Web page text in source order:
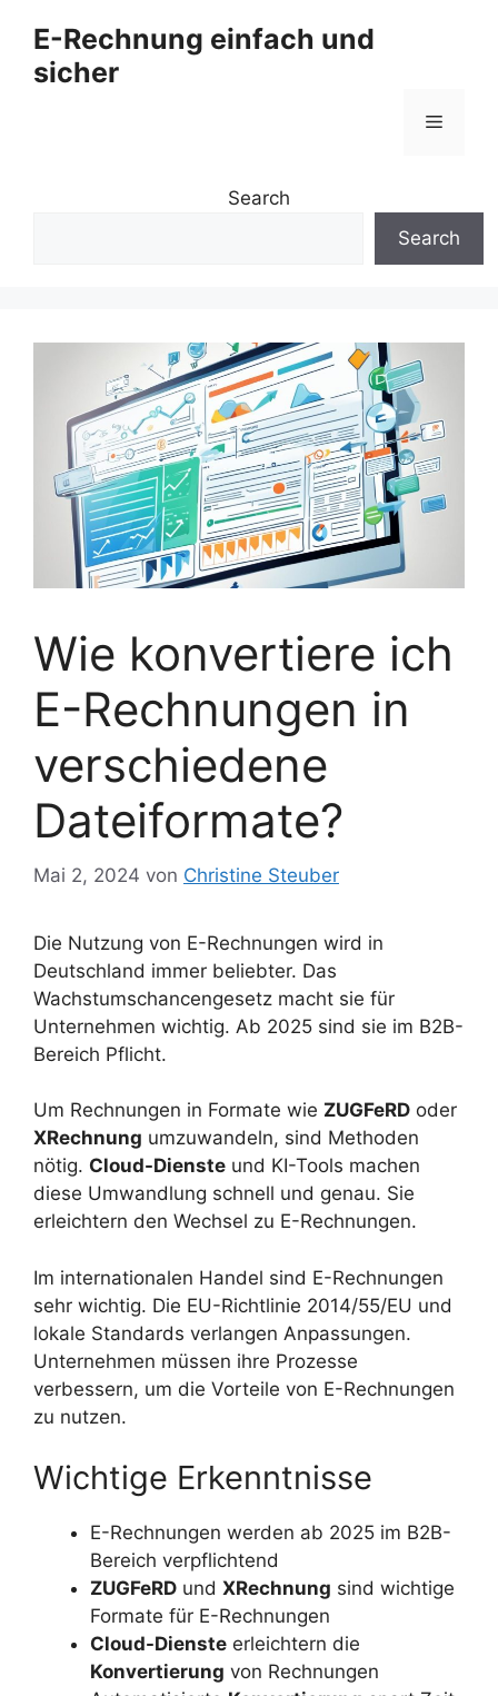
Inhalt
springen
E-Rechnung einfach und
sicher
Menü
Search
Search
Wie konvertiere ich
E-Rechnungen in
verschiedene
Dateiformate?
Mai 2, 2024 von Christine Steuber
Die Nutzung von E-Rechnungen wird in
Deutschland immer beliebter. Das
Wachstumschancengesetz macht sie für
Unternehmen wichtig. Ab 2025 sind sie im B2B-
Bereich Pflicht.
Um Rechnungen in Formate wie ZUGFeRD oder
XRechnung umzuwandeln, sind Methoden
nötig. Cloud-Dienste und KI-Tools machen
diese Umwandlung schnell und genau. Sie
erleichtern den Wechsel zu E-Rechnungen.
Im internationalen Handel sind E-Rechnungen
sehr wichtig. Die EU-Richtlinie 2014/55/EU und
lokale Standards verlangen Anpassungen.
Unternehmen müssen ihre Prozesse
verbessern, um die Vorteile von E-Rechnungen
zu nutzen.
Wichtige Erkenntnisse
E-Rechnungen werden ab 2025 im B2B-
Bereich verpflichtend
ZUGFeRD und XRechnung sind wichtige
Formate für E-Rechnungen
Cloud-Dienste erleichtern die
Konvertierung von Rechnungen